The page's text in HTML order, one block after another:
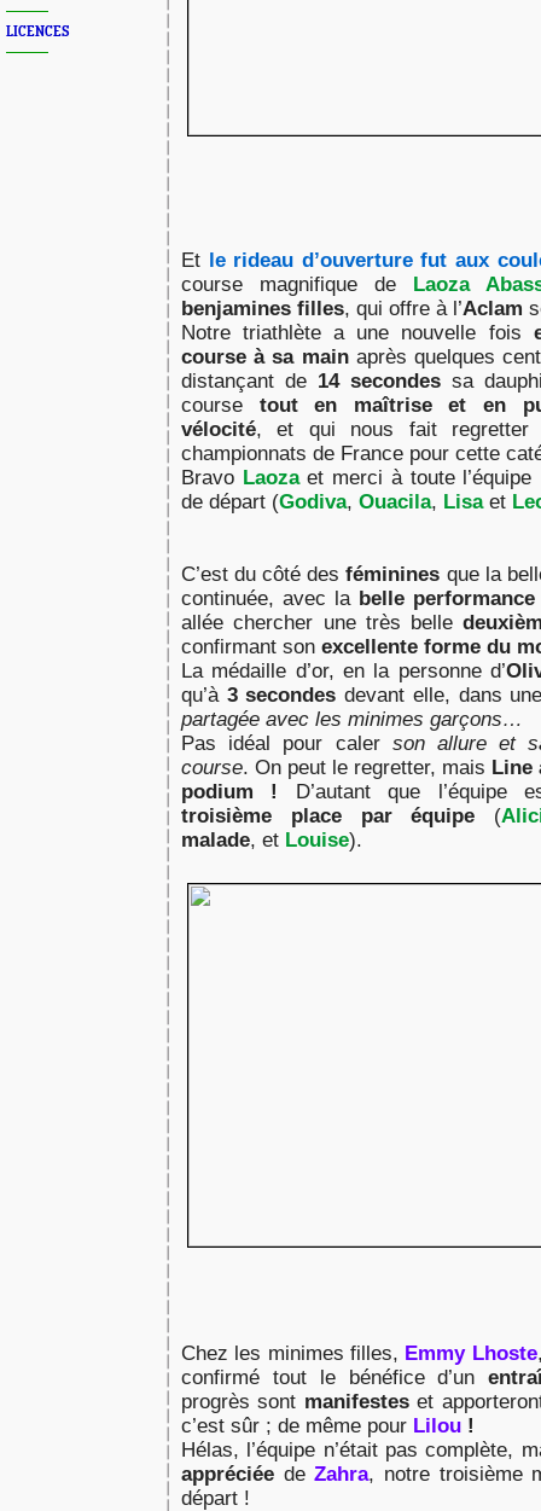
LICENCES
Et le rideau d’ouverture fut aux
course magnifique de Laoza
benjamines filles, qui offre à l’Aclam
Notre triathlète a une nouvelle fois
course à sa mainaprès quelques
distançant de 14 secondes sa
course tout en maîtrise et en
vélocité, et qui nous fait regretter
championnats de France pour cette
Bravo Laozaet merci à toute l’équipe
de départ (Godiva, Ouacila, Lisaet
C’est du côté desféminines que la
continuée, avec la belle performance
allée chercher une très belle
confirmant son excellente forme du
La médaille d’or, en la personne d’
qu’à 3 secondes devant elle, dans
partagée avec les minimes garçons…
Pas idéal pour caler son allure et
course. On peut le regretter, mais Line
podium !
D’autant que l’équipe
troisième place par équipe (
malade, et Louise).
Chez les minimes filles, Emmy Lhoste
confirmé tout le bénéfice d’un
progrès sont manifestes et
c’est sûr ; de même pour Lilou !
Hélas, l’équipe n’était pas complète,
appréciée deZahra, notre troisième
départ !